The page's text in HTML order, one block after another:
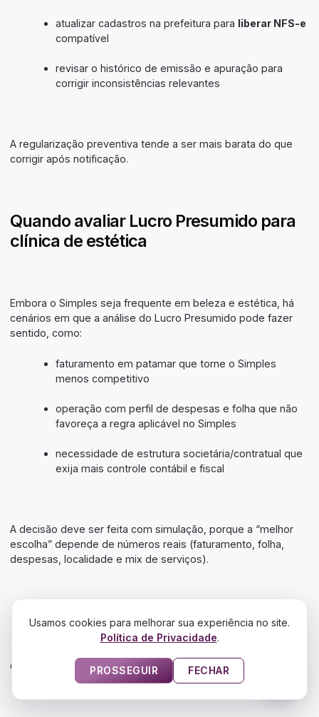
atualizar cadastros na prefeitura para liberar NFS-e
compatível
revisar o histórico de emissão e apuração para
corrigir inconsistências relevantes
A regularização preventiva tende a ser mais barata do que
corrigir após notificação.
Quando avaliar Lucro Presumido para
clínica de estética
Embora o Simples seja frequente em beleza e estética, há
cenários em que a análise do Lucro Presumido pode fazer
sentido, como:
faturamento em patamar que torne o Simples
menos competitivo
operação com perfil de despesas e folha que não
favoreça a regra aplicável no Simples
necessidade de estrutura societária/contratual que
exija mais controle contábil e fiscal
A decisão deve ser feita com simulação, porque a “melhor
escolha” depende de números reais (faturamento, folha,
despesas, localidade e mix de serviços).
Erros comuns ao escolher o CNAE
para micropigmentação fio a fio em
clínica
Usamos cookies para melhorar sua experiência no site.
Política de Privacidade.
PROSSEGUIR FECHAR